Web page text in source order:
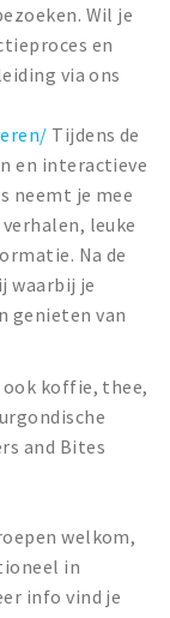
Wil je
en
via ons
Tijdens de
en interactieve
neemt je mee
leuke
Na de
waarbij je
genieten van
koffie, thee,
and Bites
welkom,
in
info vind je